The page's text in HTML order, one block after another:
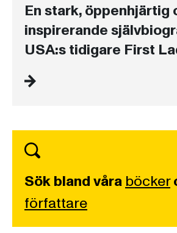
En stark, öppenhjärtig
inspirerande
USA:s tidigare First
Sök bland våra böcker
författare